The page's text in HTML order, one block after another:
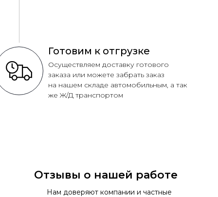
Готовим к отгрузке
Осуществляем доставку готового
заказа или можете забрать заказ
на нашем складе автомобильным, а так
же Ж/Д транспортом
Отзывы о нашей работе
Нам доверяют компании и частные